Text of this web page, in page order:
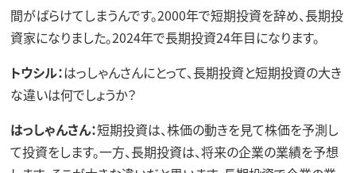
間がばらけてしまうんです。2000年で短期投資を辞め、長期投
資家になりました。2024年で長期投資24年目になります。
トウシル：はっしゃんさんにとって、長期投資と短期投資の大き
な違いは何でしょうか？
はっしゃんさん：短期投資は、株価の動きを見て株価を予測し
て投資をします。一方、長期投資は、将来の企業の業績を予想